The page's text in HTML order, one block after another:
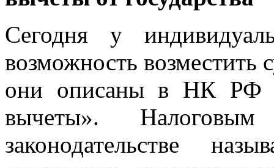
Сегодня у
возможность
они описаны в НК РФ и
вычеты».
законодательстве